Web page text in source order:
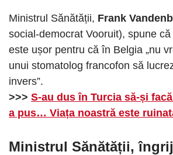
Ministrul Sănătății, Frank
social-democrat Vooruit), spune
este ușor pentru că în Belgia „nu
unui stomatolog francofon să
invers”.
>>> S-au dus în Turcia să-și
a pus… Viața noastră este
Ministrul Sănătății,